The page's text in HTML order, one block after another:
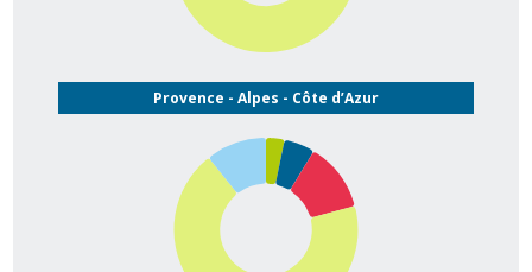
Provence - Alpes - Côte d’Azur